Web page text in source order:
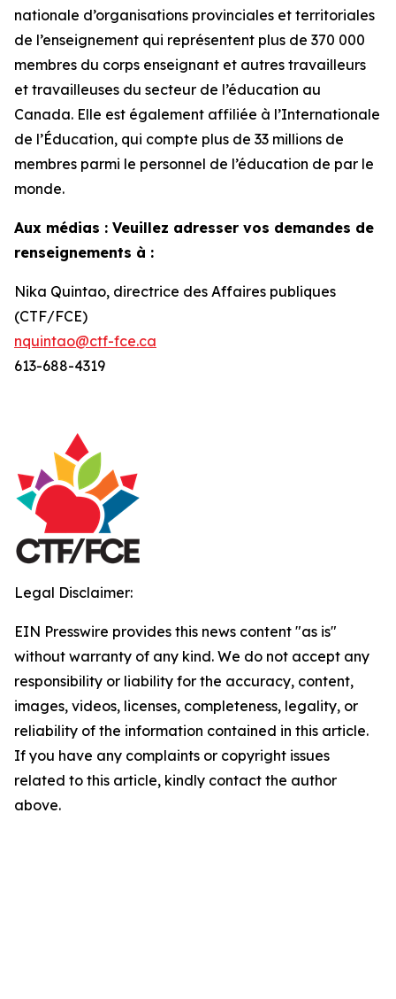
nationale d’organisations provinciales et territoriales
de l’enseignement qui représentent plus de 370 000
membres du corps enseignant et autres travailleurs
et travailleuses du secteur de l’éducation au
Canada. Elle est également affiliée à l’Internationale
de l’Éducation, qui compte plus de 33 millions de
membres parmi le personnel de l’éducation de par le
monde.
Aux médias : Veuillez adresser vos demandes de
renseignements à :
Nika Quintao, directrice des Affaires publiques
(CTF/FCE)
nquintao@ctf-fce.ca
613-688-4319
Legal Disclaimer:
EIN Presswire provides this news content "as is"
without warranty of any kind. We do not accept any
responsibility or liability for the accuracy, content,
images, videos, licenses, completeness, legality, or
reliability of the information contained in this article.
If you have any complaints or copyright issues
related to this article, kindly contact the author
above.